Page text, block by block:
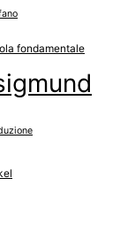
fondamentale